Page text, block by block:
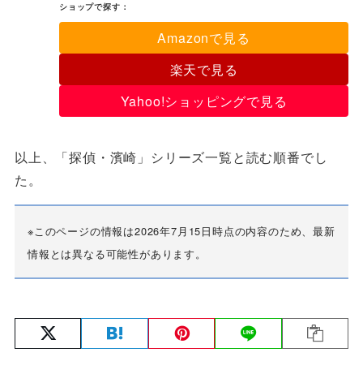
ショップで探す：
Amazonで見る
楽天で見る
Yahoo!ショッピングで見る
以上、「探偵・濱崎」シリーズ一覧と読む順番でし
た。
※このページの情報は2026年7月15日時点の内容のため、最新
情報とは異なる可能性があります。